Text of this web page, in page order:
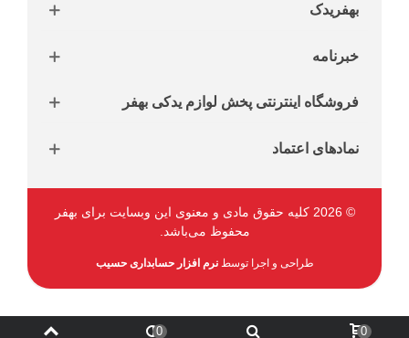
بهفریدک
خبرنامه
فروشگاه اینترنتی پخش لوازم یدکی بهفر
نمادهای اعتماد
طراحی و اجرا توسطنرم افزار حسابداری حسیب
© 2026 کلیه حقوق مادی و معنوی این وبسایت برای بهفر
محفوظ می‌باشد.
0
0